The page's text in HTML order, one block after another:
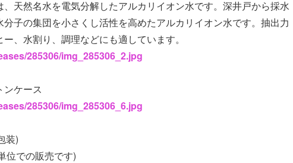
、天然名水を電気分解したアルカリイオン水です。深井戸から採水
子の集団を小さくし活性を高めたアルカリイオン水です。抽出力
、水割り、調理などにも適しています。
285306/img_285306_2.jpg
ンケース
285306/img_285306_6.jpg
装)
位での販売です)